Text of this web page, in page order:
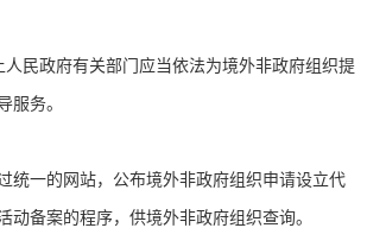
民政府有关部门应当依法为境外非政府组织提
服务。
统一的网站，公布境外非政府组织申请设立代
动备案的程序，供境外非政府组织查询。